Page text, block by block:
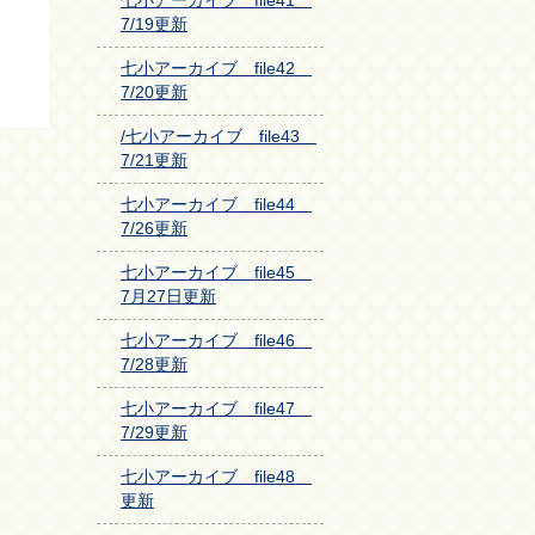
7/19更新
七小アーカイブ file42
7/20更新
/七小アーカイブ file43
7/21更新
七小アーカイブ file44
7/26更新
七小アーカイブ file45
7月27日更新
七小アーカイブ file46
7/28更新
七小アーカイブ file47
7/29更新
七小アーカイブ file48
更新